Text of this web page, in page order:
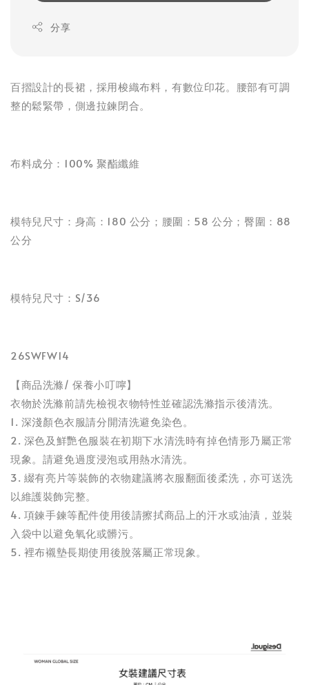
分享
百摺設計的長裙，採用梭織布料，有數位印花。腰部有可調
整的鬆緊帶，側邊拉鍊閉合。
布料成分：100% 聚酯纖維
模特兒尺寸：身高：180 公分；腰圍：58 公分；臀圍：88
公分
模特兒尺寸：S/36
26SWFW14
【商品洗滌/ 保養小叮嚀】
衣物於洗滌前請先檢視衣物特性並確認洗滌指示後清洗。
1. 深淺顏色衣服請分開清洗避免染色。
2. 深色及鮮艷色服裝在初期下水清洗時有掉色情形乃屬正常
現象。請避免過度浸泡或用熱水清洗。
3. 綴有亮片等裝飾的衣物建議將衣服翻面後柔洗，亦可送洗
以維護裝飾完整。
4. 項鍊手鍊等配件使用後請擦拭商品上的汗水或油漬，並裝
入袋中以避免氧化或髒污。
5. 裡布襯墊長期使用後脫落屬正常現象。